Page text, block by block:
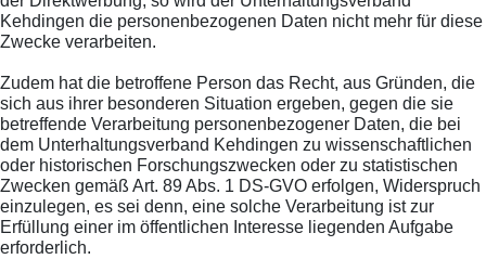
Kehdingen die personenbezogenen Daten nicht mehr für diese
Zwecke verarbeiten.
Zudem hat die betroffene Person das Recht, aus Gründen, die
sich aus ihrer besonderen Situation ergeben, gegen die sie
betreffende Verarbeitung personenbezogener Daten, die bei
dem Unterhaltungsverband Kehdingen zu wissenschaftlichen
oder historischen Forschungszwecken oder zu statistischen
Zwecken gemäß Art. 89 Abs. 1 DS-GVO erfolgen, Widerspruch
einzulegen, es sei denn, eine solche Verarbeitung ist zur
Erfüllung einer im öffentlichen Interesse liegenden Aufgabe
erforderlich.